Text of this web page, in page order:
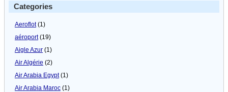
Categories
Aeroflot(1)
aéroport(19)
Aigle Azur (1)
Air Algérie (2)
Air Arabia Egypt(1)
Air Arabia Maroc (1)